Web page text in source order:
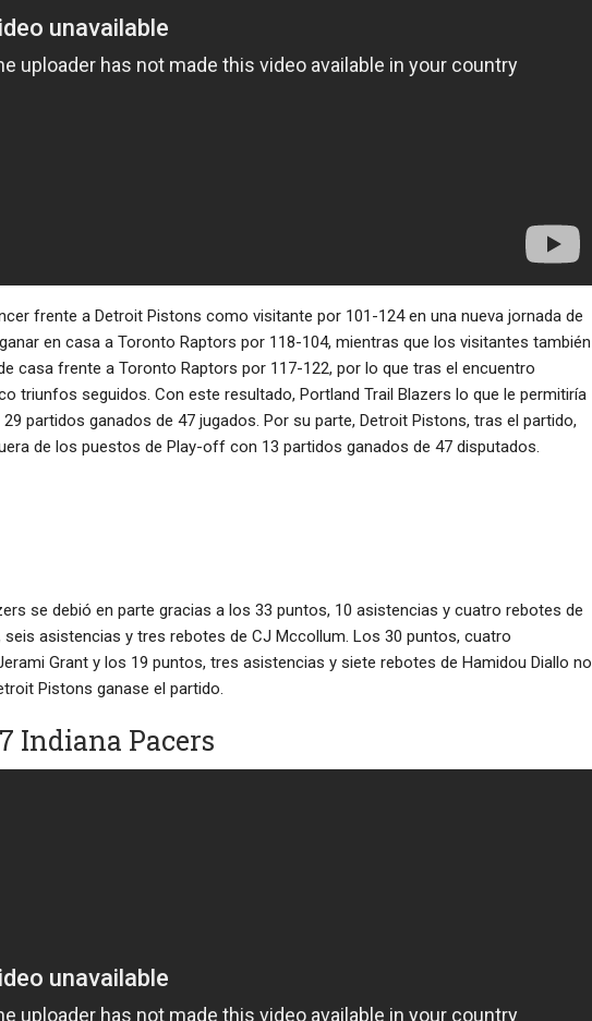
frente a Detroit Pistons como visitante por 101-124 en una nueva jornada de
en casa a Toronto Raptors por 118-104, mientras que los visitantes también
casa frente a Toronto Raptors por 117-122, por lo que tras el encuentro
triunfos seguidos. Con este resultado, Portland Trail Blazers lo que le permitiría
partidos ganados de 47 jugados. Por su parte, Detroit Pistons, tras el partido,
de los puestos de Play-off con 13 partidos ganados de 47 disputados.
se debió en parte gracias a los 33 puntos, 10 asistencias y cuatro rebotes de
seis asistencias y tres rebotes de CJ Mccollum. Los 30 puntos, cuatro
Grant y los 19 puntos, tres asistencias y siete rebotes de Hamidou Diallo no
Pistons ganase el partido.
Indiana Pacers